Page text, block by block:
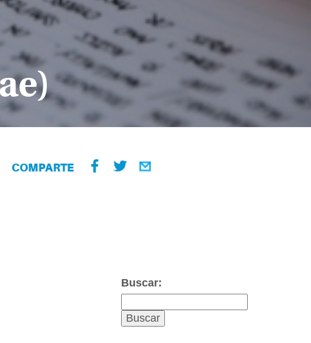
COMPARTE
Buscar: